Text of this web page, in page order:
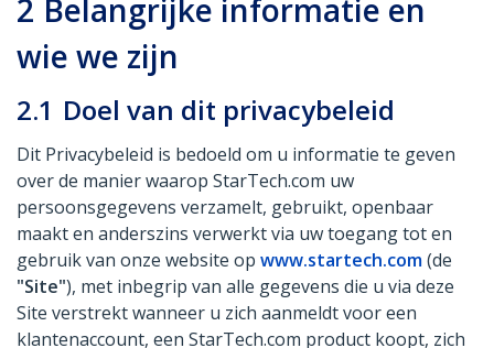
2 Belangrijke informatie en
wie we zijn
2.1 Doel van dit privacybeleid
Dit Privacybeleid is bedoeld om u informatie te geven
over de manier waarop StarTech.com uw
persoonsgegevens verzamelt, gebruikt, openbaar
maakt en anderszins verwerkt via uw toegang tot en
gebruik van onze website op www.startech.com(de
"Site"), met inbegrip van alle gegevens die u via deze
Site verstrekt wanneer u zich aanmeldt voor een
klantenaccount, een StarTech.com product koopt, zich